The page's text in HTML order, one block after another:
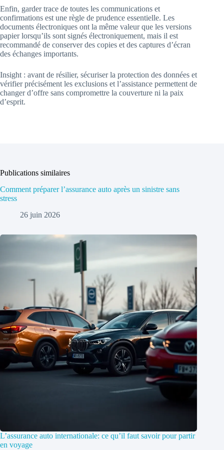
Enfin, garder trace de toutes les communications et
confirmations est une règle de prudence essentielle. Les
documents électroniques ont la même valeur que les versions
papier lorsqu’ils sont signés électroniquement, mais il est
recommandé de conserver des copies et des captures d’écran
des échanges importants.
Insight : avant de résilier, sécuriser la protection des données et
vérifier précisément les exclusions et l’assistance permettent de
changer d’offre sans compromettre la couverture ni la paix
d’esprit.
Publications similaires
Comment préparer l’assurance auto après un sinistre sans
stress
26 juin 2026
L’assurance auto internationale: ce qu’il faut savoir pour partir
en voyage